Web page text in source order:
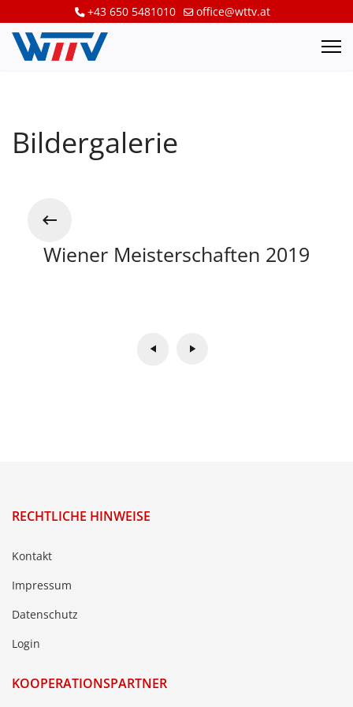
+43 650 5481010 office@wttv.at
Bildergalerie
Wiener Meisterschaften 2019
RECHTLICHE HINWEISE
Kontakt
Impressum
Datenschutz
Login
KOOPERATIONSPARTNER